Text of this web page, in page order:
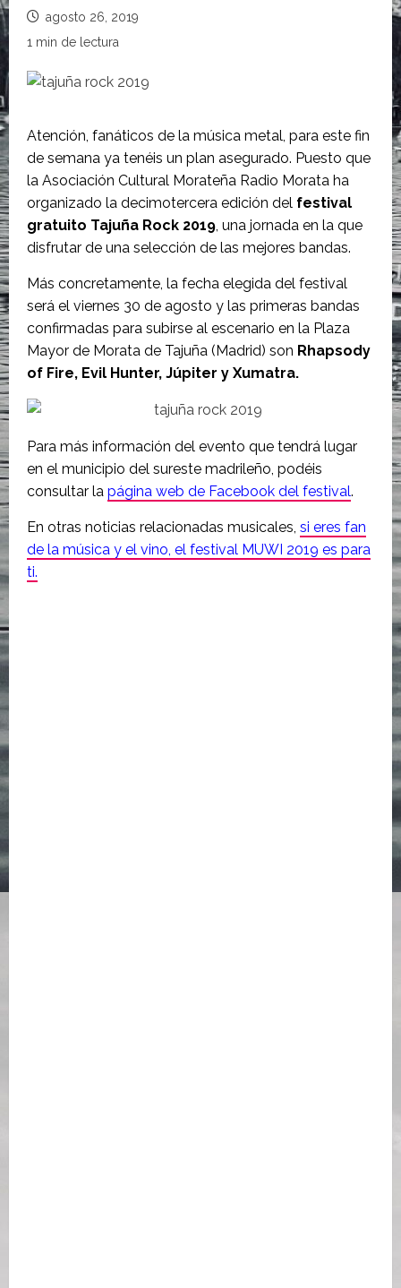
agosto 26, 2019
1 min de lectura
Atención, fanáticos de la música metal, para este fin
de semana ya tenéis un plan asegurado. Puesto que
la Asociación Cultural Morateña Radio Morata ha
organizado la decimotercera edición del festival
gratuito Tajuña Rock 2019, una jornada en la que
disfrutar de una selección de las mejores bandas.
Más concretamente, la fecha elegida del festival
será el viernes 30 de agosto y las primeras bandas
confirmadas para subirse al escenario en la Plaza
Mayor de Morata de Tajuña (Madrid) son Rhapsody
of Fire, Evil Hunter, Júpiter y Xumatra.
Para más información del evento que tendrá lugar
en el municipio del sureste madrileño, podéis
consultar la página web de Facebook del festival.
En otras noticias relacionadas musicales, si eres fan
de la música y el vino, el festival MUWI 2019 es para
ti.